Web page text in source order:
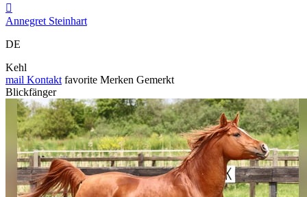

Annegret Steinhart
DE
Kehl
mail Kontakt favorite Merken Gemerkt
Blickfänger